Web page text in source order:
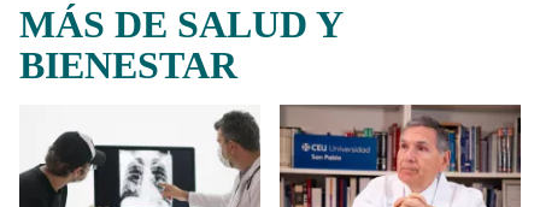
MÁS DE SALUD Y
BIENESTAR